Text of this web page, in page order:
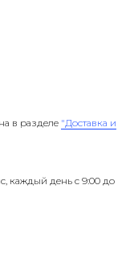
в разделе "Доставка и
каждый день с 9:00 до